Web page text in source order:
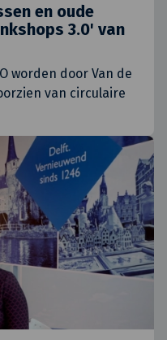
en oude
3.0' van
worden door Van de
van circulaire